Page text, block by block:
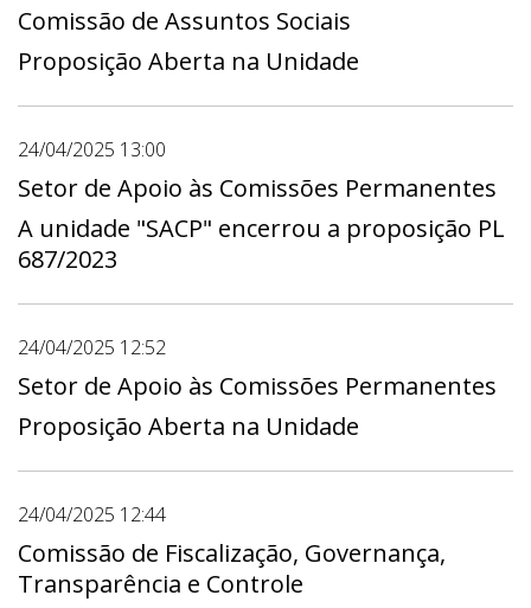
Comissão de Assuntos Sociais
Proposição Aberta na Unidade
24/04/2025 13:00
Setor de Apoio às Comissões Permanentes
A unidade "SACP" encerrou a proposição PL
687/2023
24/04/2025 12:52
Setor de Apoio às Comissões Permanentes
Proposição Aberta na Unidade
24/04/2025 12:44
Comissão de Fiscalização, Governança,
Transparência e Controle